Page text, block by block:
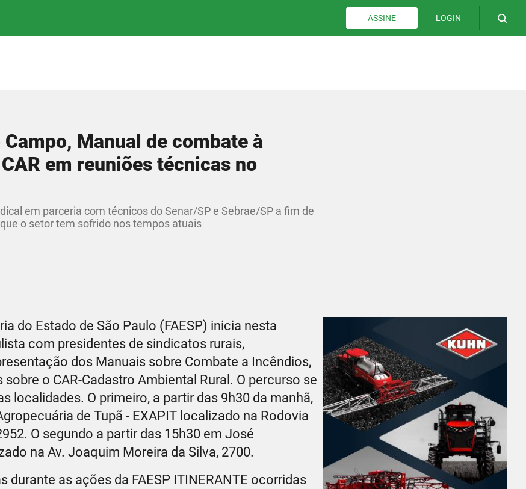
ASSINE LOGIN
Manual de combate à
em reuniões técnicas no
em parceria com técnicos do Senar/SP e Sebrae/SP a fim de
o setor tem sofrido nos tempos atuais
do Estado de São Paulo (FAESP) inicia nesta
com presidentes de sindicatos rurais,
dos Manuais sobre Combate a Incêndios,
o CAR-Cadastro Ambiental Rural. O percurso se
localidades. O primeiro, a partir das 9h30 da manhã,
de Tupã - EXAPIT localizado na Rodovia
O segundo a partir das 15h30 em José
na Av. Joaquim Moreira da Silva, 2700.
as ações da FAESP ITINERANTE ocorridas